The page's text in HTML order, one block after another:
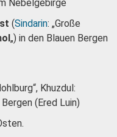
Nebelgebirge
(Sindarin: „Große
„) in den Blauen Bergen
Khuzdul:
(Ered Luin)